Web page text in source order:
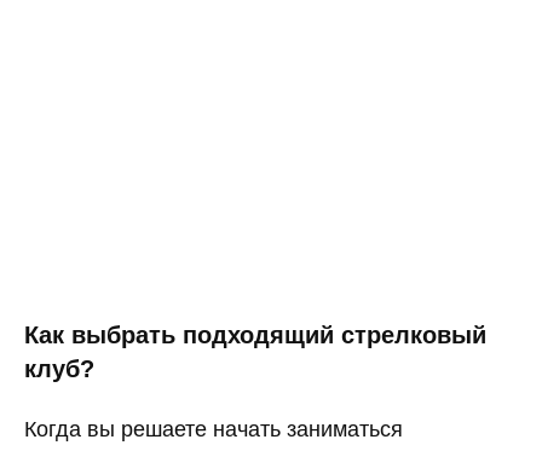
Как выбрать подходящий стрелковый
клуб?
Когда вы решаете начать заниматься